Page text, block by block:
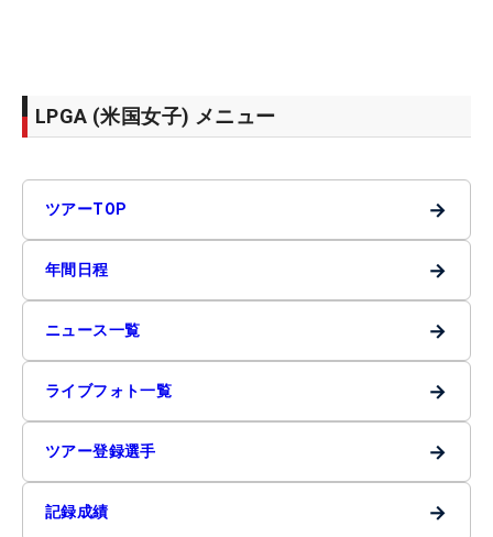
LPGA (米国女子) メニュー
ツアーTOP →
年間日程 →
ニュース一覧 →
ライブフォト一覧 →
ツアー登録選手 →
記録成績 →